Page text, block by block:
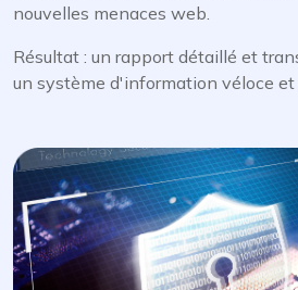
nouvelles menaces web.
Résultat : un rapport détaillé et
un système d'information véloce et